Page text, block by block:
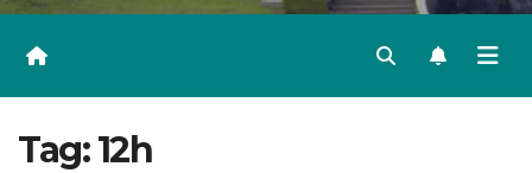
Tag:12h